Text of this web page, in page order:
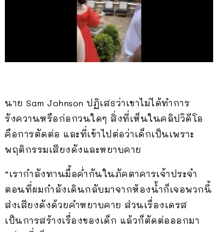
นาย Sam Johnson ปฏิเสธว่าเขาไม่ได้ทำการ
รังควานหรือก่อกวนใดๆ สิ่งที่เห็นในคลิปวิดีโอ
คือการตัดต่อ และที่เข้าไปต่อว่าเด็กเป็นเพราะ
พฤติกรรมเสียงดังและหยาบคาย
“เรากำลังทานมื้อค่ำกันในภัคตาคารเจ้าประจำ
ตอนที่ผมกำลังเดินกลับมาจากห้องน้ำก็เจอพวกนี้
ส่งเสียงดังด้วยคำหยาบคาย ส่วนเรื่องเดรส
เป็นการสร้างเรื่องของเด็ก แล้วก็ตัดต่อออกมา